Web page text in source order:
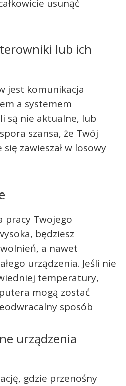
usunąć
lub ich
jest komunikacja
a systemem
są nie aktualne, lub
szansa, że Twój
zawieszał w losowy
pracy Twojego
będziesz
a nawet
urządzenia. Jeśli nie
temperatury,
mogą zostać
sposób
urządzenia
gdzie przenośny